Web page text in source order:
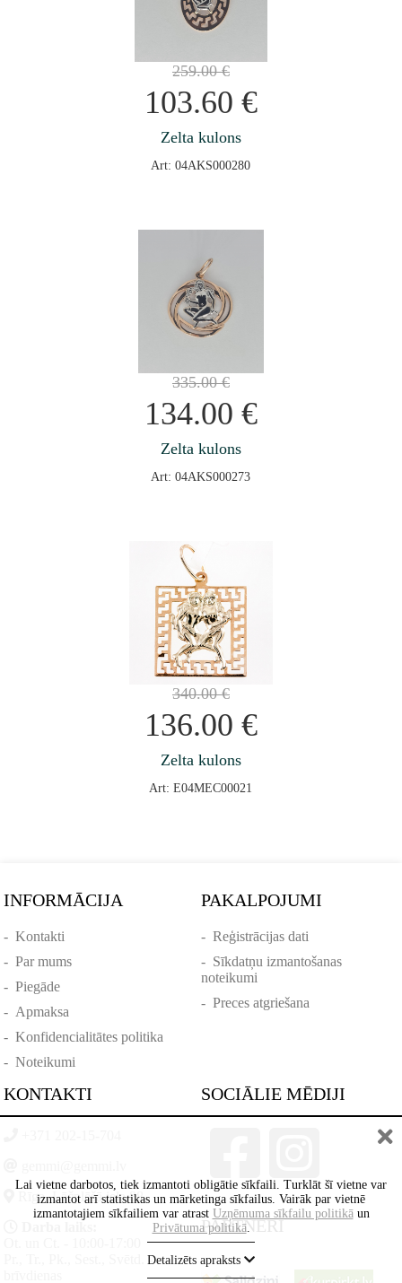
259.00€
103.60 €
Zelta kulons
Art: 04AKS000280
335.00€
134.00 €
Zelta kulons
Art: 04AKS000273
340.00€
136.00 €
Zelta kulons
Art: E04MEC00021
INFORMĀCIJA
-Kontakti
-Par mums
-Piegāde
- Apmaksa
-Konfidencialitātes politika
-Noteikumi
PAKALPOJUMI
- Reģistrācijas dati
- Sīkdatņu izmantošanas
noteikumi
- Preces atgriešana
KONTAKTI
Rīga, Lāčplēšā iela 88
Pr., Tr., Pk., Sest., Svētd. -
SOCIĀLIE MĒDIJI
PARTNERI
Lai vietne darbotos, tiek izmantoti obligātie sīkfaili. Turklāt šī vietne var
izmantot arī statistikas un mārketinga sīkfailus. Vairāk par vietnē
izmantotajiem sīkfailiem var atrast Uzņēmuma sīkfailu politikāun
Privātuma politikā.
Detalizēts apraksts